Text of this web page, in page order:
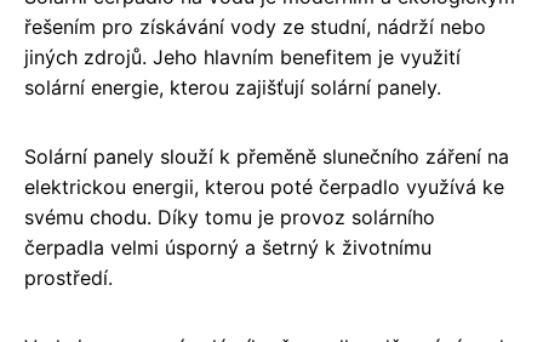
řešením pro získávání vody ze studní, nádrží nebo
jiných zdrojů. Jeho hlavním benefitem je využití
solární energie, kterou zajišťují solární panely.
Solární panely slouží k přeměně slunečního záření na
elektrickou energii, kterou poté čerpadlo využívá ke
svému chodu. Díky tomu je provoz solárního
čerpadla velmi úsporný a šetrný k životnímu
prostředí.